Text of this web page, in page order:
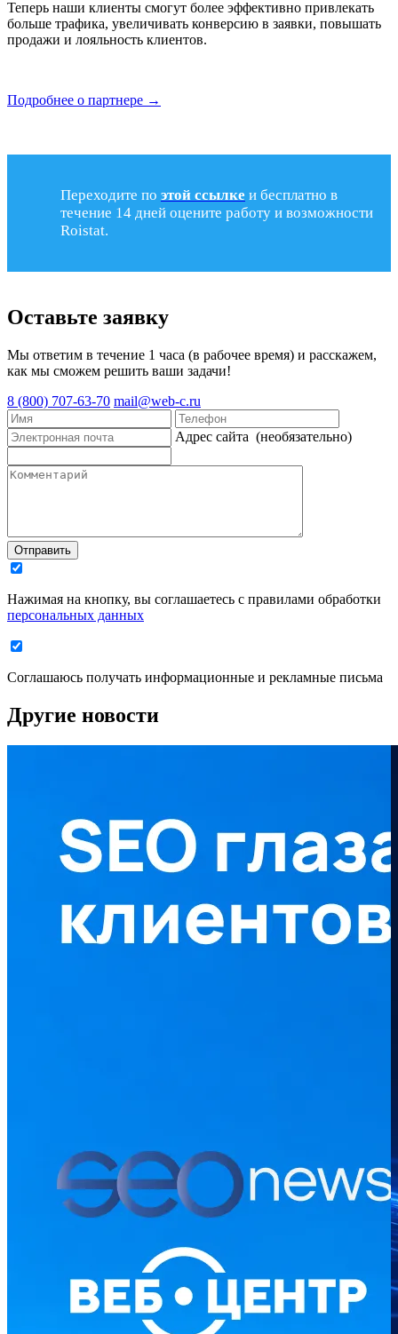
Теперь наши клиенты смогут более эффективно привлекать
больше трафика, увеличивать конверсию в заявки, повышать
продажи и лояльность клиентов.
Подробнее о партнере →
Переходите по этой ссылке и бесплатно в
течение 14 дней оцените работу и возможности
Roistat.
Оставьте заявку
Мы ответим в течение 1 часа (в рабочее время) и расскажем,
как мы сможем решить ваши задачи!
8 (800) 707-63-70 mail@web-c.ru
Адрес сайта (необязательно)
Отправить
Нажимая на кнопку, вы соглашаетесь с правилами обработки
персональных данных
Соглашаюсь получать информационные и рекламные письма
Другие новости